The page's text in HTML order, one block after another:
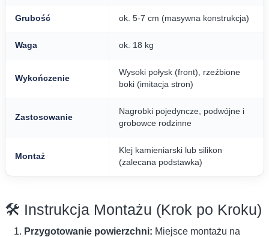
Grubość ok. 5-7 cm (masywna konstrukcja)
Waga ok. 18 kg
Wykończenie
Wysoki połysk (front), rzeźbione
boki (imitacja stron)
Zastosowanie
Nagrobki pojedyncze, podwójne i
grobowce rodzinne
Montaż
Klej kamieniarski lub silikon
(zalecana podstawka)
🛠️ Instrukcja Montażu (Krok po Kroku)
Przygotowanie powierzchni: Miejsce montażu na